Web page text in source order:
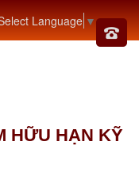
HỮU HẠN KỸ
Language▼